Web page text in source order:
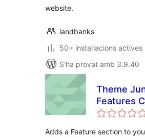
website.
iandbanks
50+ instal·lacions actives
S'ha provat amb 3.9.40
Theme
Features
Adds a Feature section to